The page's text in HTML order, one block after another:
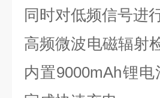
同时对低频信号进
高频微波电磁辐射
内置9000mAh锂